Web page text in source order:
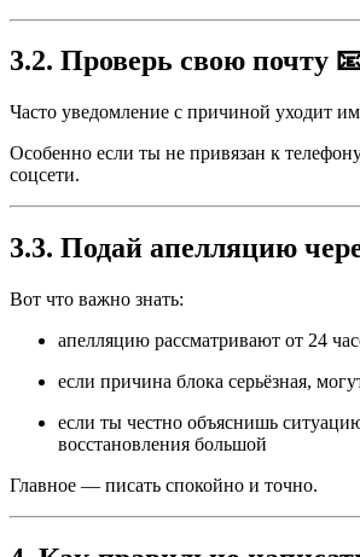
3.2. Проверь свою почту
Часто уведомление с причиной уходит
Особенно если ты не привязан к
соцсети.
3.3. Подай апелляцию
Вот что важно знать:
апелляцию рассматривают от 24
если причина блока серьёзная,
если ты честно объяснишь
восстановления большой
Главное — писать спокойно и точно.